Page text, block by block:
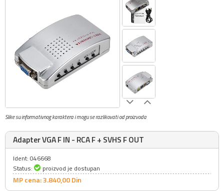
Slike su informativnog karaktera i mogu se razlikovati od proizvoda
Adapter VGA F IN - RCA F + SVHS F OUT
Ident: 046668
Status:
proizvod je dostupan
MP cena: 3.840,00Din